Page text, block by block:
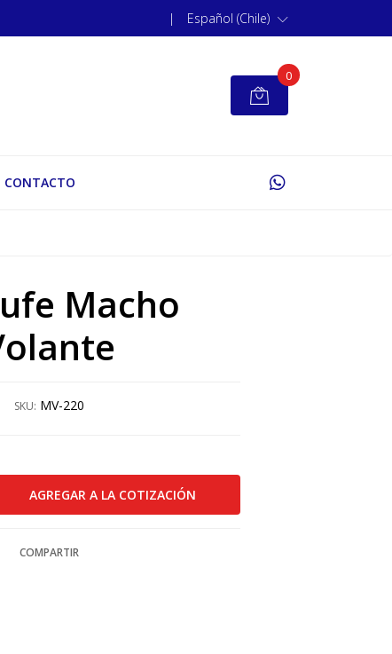
| Español (Chile)
0
CONTACTO
Macho
SKU: MV-220
COMPARTIR